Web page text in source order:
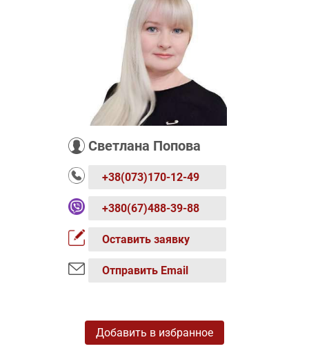
Светлана Попова
+38(073)170-12-49
+380(67)488-39-88
Оставить заявку
Отправить Email
Добавить в избранное